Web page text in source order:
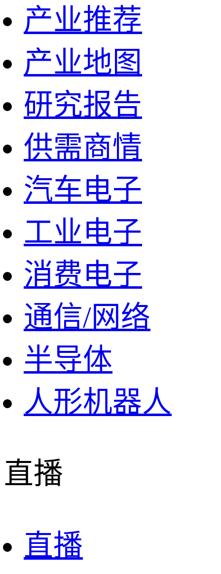
产业推荐
产业地图
研究报告
供需商情
汽车电子
工业电子
消费电子
通信/网络
半导体
人形机器人
直播
直播